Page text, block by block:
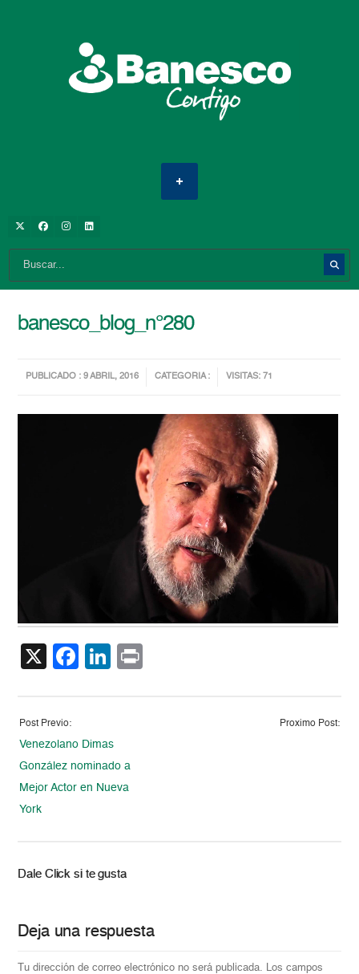
banesco_blog_n°280
PUBLICADO : 9 ABRIL, 2016 CATEGORIA : VISITAS: 71
X Facebook
LinkedIn
Post Previo:
Venezolano Dimas
González nominado a
Mejor Actor en Nueva
York
Proximo Post:
Dale Click si te gusta
Deja una respuesta
Tu dirección de correo electrónico no será publicada. Los campos